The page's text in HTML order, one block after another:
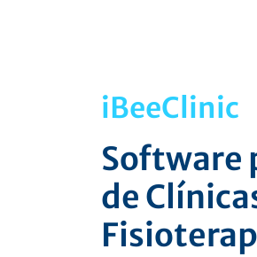
iBeeClinic
Software
de